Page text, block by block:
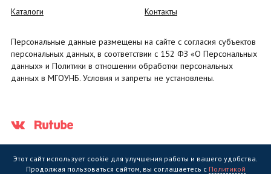
Каталоги
Контакты
Персональные данные размещены на сайте с согласия субъектов
персональных данных, в соответствии с 152 ФЗ «О Персональных
данных» и Политики в отношении обработки персональных
данных в МГОУНБ. Условия и запреты не установлены.
Этот сайт использует cookie для улучшения работы и вашего удобства.
Продолжая пользоваться сайтом, вы соглашаетесь с Политикой